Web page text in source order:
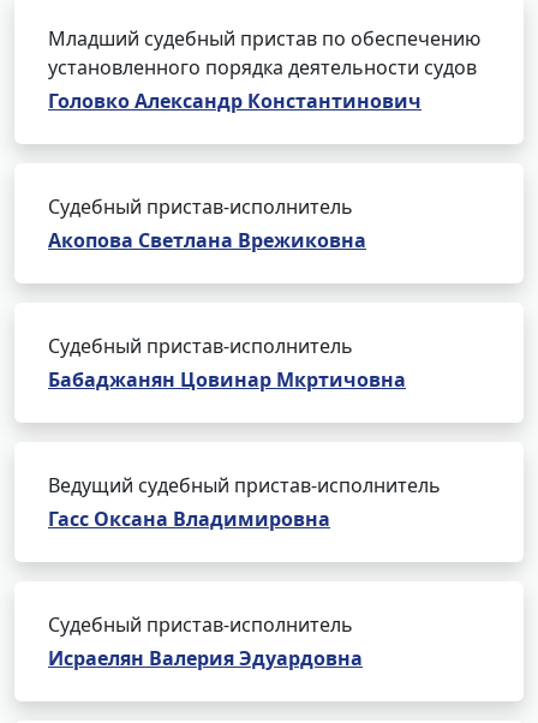
Младший судебный пристав по обеспечению
установленного порядка деятельности судов
Головко Александр Константинович
Судебный пристав-исполнитель
Акопова Светлана Врежиковна
Судебный пристав-исполнитель
Бабаджанян Цовинар Мкртичовна
Ведущий судебный пристав-исполнитель
Гасс Оксана Владимировна
Судебный пристав-исполнитель
Исраелян Валерия Эдуардовна